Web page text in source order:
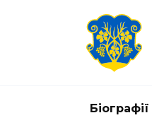
Біографії